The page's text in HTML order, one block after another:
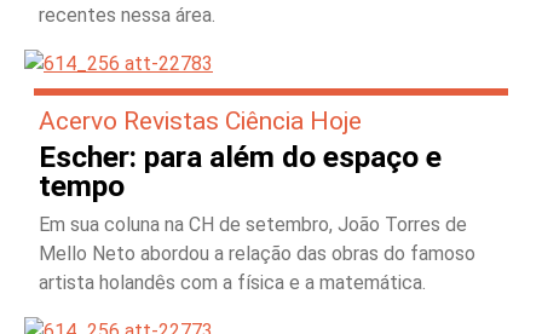
recentes nessa área.
Acervo Revistas Ciência Hoje
Escher: para além do espaço e
tempo
Em sua coluna na CH de setembro, João Torres de
Mello Neto abordou a relação das obras do famoso
artista holandês com a física e a matemática.